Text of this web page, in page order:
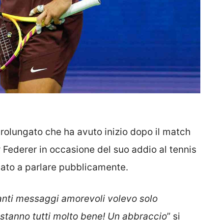
che ha avuto inizio dopo il match
in occasione del suo addio al tennis
a parlare pubblicamente.
messaggi amorevoli volevo solo
tutti molto bene! Un abbraccio” si